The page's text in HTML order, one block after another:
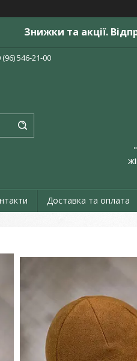
Знижки та акції.
(96) 546-21-00
Доставка та оплата